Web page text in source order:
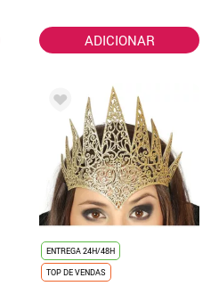
ADICIONAR
ENTREGA 24H/48H
TOP DE VENDAS